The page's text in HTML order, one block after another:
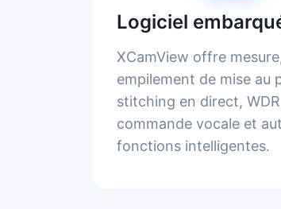
Logiciel
XCamView offre
empilement de mise au
stitching en direct,
commande vocale et
fonctions intelligentes.